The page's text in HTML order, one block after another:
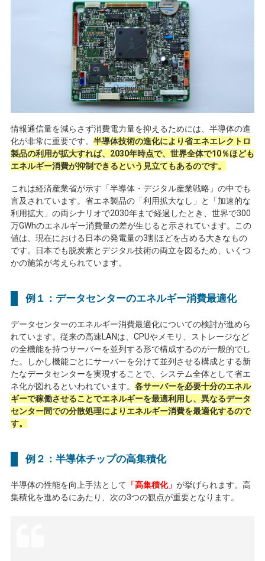
情報通信量を減らさず消費電力量を抑えるためには、半導体の進
化が非常に重要です。 半導体技術の進化により省エネエレクトロ
製品の利用が拡大すれば、2030年時点で、世界全体で10％ほども
エネルギー消費が抑制できるという見立てもあるのです。
これは経済産業省が示す「半導体・デジタル産業戦略」の中でも
言及されています。省エネ製品の「利用拡大なし」と「加速的な
利用拡大」の両シナリオで2030年まで経過したとき、世界で300
万GWhのエネルギー消費量の差が生じると示されています。この
値は、現在における日本の発電量の3割ほどを占める大きなもの
です。日本でも脱炭素とデジタル技術の両立を図るため、いくつ
かの施策が考えられています。
例１：データセンターのエネルギー消費最適化
データセンターのエネルギー消費最適化についての検討が進めら
れています。従来の高速 LANは、 CPUやメモリ、ストレージなど
の全機能を持つサーバーを並列する形で構成するのが一般的でし
た。しかし機能ごとにサーバーを分けて並列させる構成とする新
たなデータセンターを実現することで、システム全体として省エ
ネ化が図れるといわれています。 各サーバーを必要十分のエネル
ギーで稼働させることでエネルギーを最適利用し、異なるデータ
センター間での分散処理によりエネルギー消費を最適化するので
す。
例２：半導体チップの高集積化
半導体の性能を向上手法として 「高集積化」 が挙げられます。高
集積化を進めるにあたり、次の3つの観点が重要となります。